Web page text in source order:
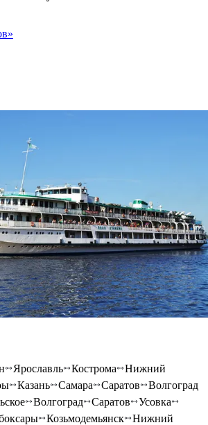
Ярославль Кострома
Нижний
Казань Самара Саратов
Волгоград
Волгоград Саратов
Усовка
Козьмодемьянск
Нижний